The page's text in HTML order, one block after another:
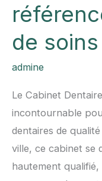
de
admine
Le Cabinet
incontournable
dentaires de
ville, ce cabinet se
hautement